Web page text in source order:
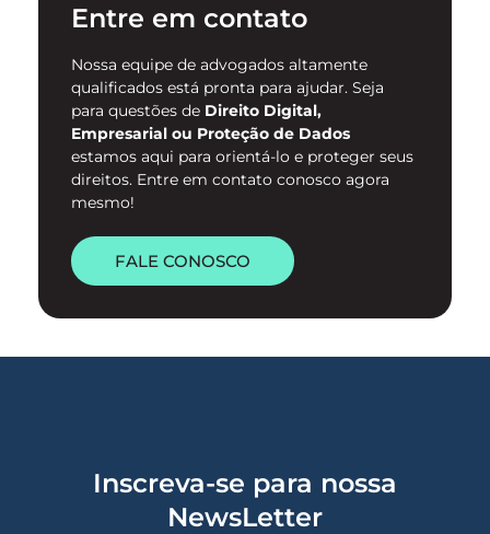
digital. …
Entre em contato
Nossa equipe de advogados altamente
qualificados está pronta para ajudar. Seja
para questões de Direito Digital,
Empresarial ou Proteção de Dados
estamos aqui para orientá-lo e proteger seus
direitos. Entre em contato conosco agora
mesmo!
FALE CONOSCO
Inscreva-se para nossa
NewsLetter